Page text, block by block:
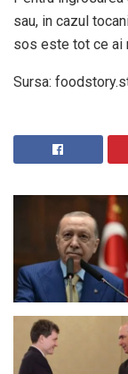
sau, in cazul
sos este tot ce ai
Sursa: